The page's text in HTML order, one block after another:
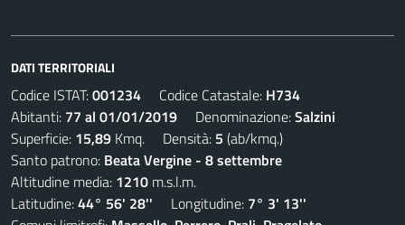
DATI TERRITORIALI
Codice ISTAT:001234 Codice Catastale: H734
Abitanti: 77 al 01/01/2019 Denominazione:Salzini
Superficie: 15,89 Kmq. Densità: 5 (ab/kmq.)
Santo patrono: Beata Vergine - 8 settembre
Altitudine media: 1210 m.s.l.m.
Latitudine:44° 56' 28'' Longitudine: 7° 3' 13''